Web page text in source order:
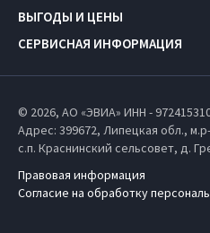
ВЫГОДЫ И ЦЕНЫ
СЕРВИСНАЯ ИНФОРМАЦИЯ
© 2026, АО «ЭВИА» ИНН -
Адрес: 399672, Липецкая обл.,
с.п. Краснинский сельсовет, д.
Правовая информация
Согласие на обработку